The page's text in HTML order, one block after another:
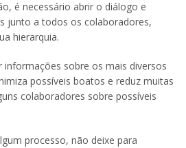
é necessário abrir o diálogo e
junto a todos os colaboradores,
hierarquia.
informações sobre os mais diversos
possíveis boatos e reduz muitas
colaboradores sobre possíveis
processo, não deixe para